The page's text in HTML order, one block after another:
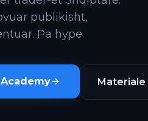
publikisht,
Pa hype.
Materiale